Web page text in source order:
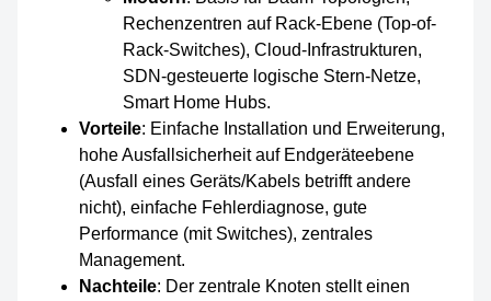
Rechenzentren auf Rack-Ebene (Top-of-
Rack-Switches), Cloud-Infrastrukturen,
SDN-gesteuerte logische Stern-Netze,
Smart Home Hubs.
Vorteile: Einfache Installation und Erweiterung,
hohe Ausfallsicherheit auf Endgeräteebene
(Ausfall eines Geräts/Kabels betrifft andere
nicht), einfache Fehlerdiagnose, gute
Performance (mit Switches), zentrales
Management.
Nachteile: Der zentrale Knoten stellt einen